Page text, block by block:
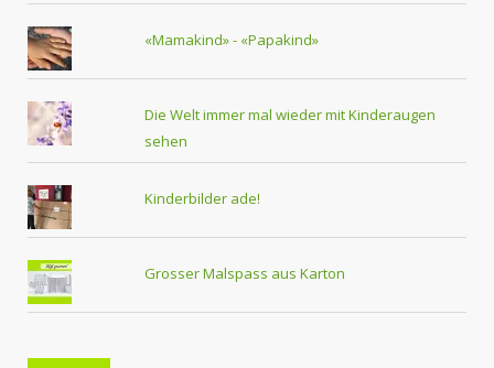
«Mamakind» - «Papakind»
Die Welt immer mal wieder mit Kinderaugen
sehen
Kinderbilder ade!
Grosser Malspass aus Karton